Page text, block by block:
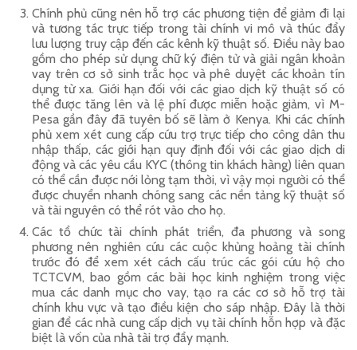
Chính phủ cũng nên hỗ trợ các phương tiện để giảm đi lại
và tương tác trực tiếp trong tài chính vi mô và thúc đẩy
lưu lượng truy cập đến các kênh kỹ thuật số. Điều này bao
gồm cho phép sử dụng chữ ký điện tử và giải ngân khoản
vay trên cơ sở sinh trắc học và phê duyệt các khoản tín
dụng từ xa. Giới hạn đối với các giao dịch kỹ thuật số có
thể được tăng lên và lệ phí được miễn hoặc giảm, vì M-
Pesa gần đây đã tuyên bố sẽ làm ở Kenya. Khi các chính
phủ xem xét cung cấp cứu trợ trực tiếp cho công dân thu
nhập thấp, các giới hạn quy định đối với các giao dịch di
động và các yêu cầu KYC (thông tin khách hàng) liên quan
có thể cần được nới lỏng tạm thời, vì vậy mọi người có thể
được chuyển nhanh chóng sang các nền tảng kỹ thuật số
và tài nguyên có thể rót vào cho họ.
Các tổ chức tài chính phát triển, đa phương và song
phương nên nghiên cứu các cuộc khủng hoảng tài chính
trước đó để xem xét cách cấu trúc các gói cứu hộ cho
TCTCVM, bao gồm các bài học kinh nghiệm trong việc
mua các danh mục cho vay, tạo ra các cơ sở hỗ trợ tài
chính khu vực và tạo điều kiện cho sáp nhập. Đây là thời
gian để các nhà cung cấp dịch vụ tài chính hỗn hợp và đặc
biệt là vốn của nhà tài trợ đẩy mạnh.